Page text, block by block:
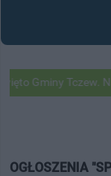
Tczew. Na
OGŁOSZENIA